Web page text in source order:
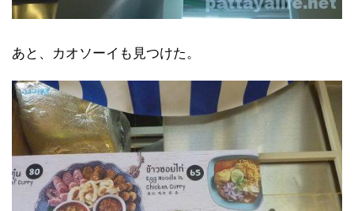
あと、カオソーイも見つけた。